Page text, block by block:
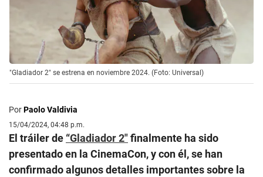
"Gladiador 2" se estrena en noviembre 2024. (Foto: Universal)
PorPaolo Valdivia
15/04/2024, 04:48 p.m.
El tráiler de “Gladiador 2″finalmente ha sido
presentado en la CinemaCon, y con él, se han
confirmado algunos detalles importantes sobre la